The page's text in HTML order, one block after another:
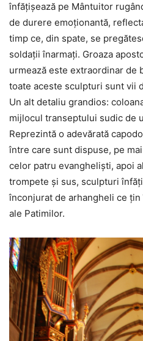
înfăţişează pe Mântuitor
de durere emoţionantă,
timp ce, din spate, se
soldaţii înarmaţi. Groaza
urmează este extraordinar de
toate aceste sculpturi sunt vii
Un alt detaliu grandios:
mijlocul transeptului sudic de
Reprezintă o adevărată
între care sunt dispuse, pe
celor patru evanghelişti, apoi
trompete şi sus, sculpturi
înconjurat de arhangheli ce
ale Patimilor.